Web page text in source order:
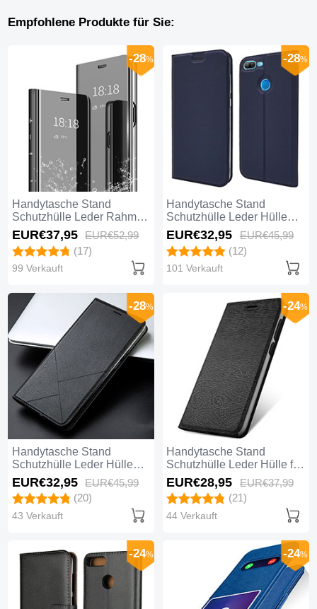
Empfohlene Produkte für Sie:
Handytasche Stand
Schutzhülle Leder Rahmen
Spiegel Tasche für Huawei
Honor 9 Lite Schwarz
-28%
EUR€37,95 EUR€52,99
(17)
99 Verkauft
Handytasche Stand
Schutzhülle Leder Hülle
L04 für Huawei Honor 9
Lite Blau
-28%
EUR€32,95 EUR€45,99
(12)
101 Verkauft
Handytasche Stand
Schutzhülle Leder Hülle
L01 für Huawei Honor 9
Lite Schwarz
-28%
EUR€32,95 EUR€45,99
(20)
43 Verkauft
Handytasche Stand
Schutzhülle Leder Hülle für
Huawei Honor 9 Lite
Schwarz
-24%
EUR€28,95 EUR€37,99
(21)
44 Verkauft
-24% -24%